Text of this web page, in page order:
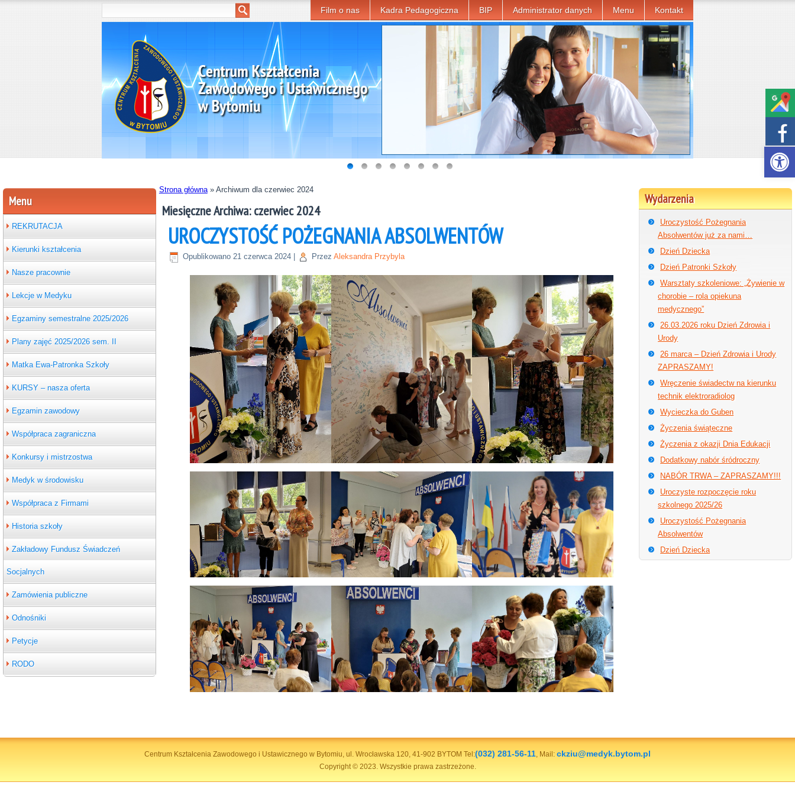
Otwórz
Film o nas Kadra Pedagogiczna BIP Administrator danych Menu Kontakt
Menu
REKRUTACJA
Kierunki kształcenia
Nasze pracownie
Lekcje w Medyku
Egzaminy semestralne 2025/2026
Plany zajęć 2025/2026 sem. II
Matka Ewa-Patronka Szkoły
KURSY – nasza oferta
Egzamin zawodowy
Współpraca zagraniczna
Konkursy i mistrzostwa
Medyk w środowisku
Współpraca z Firmami
Historia szkoły
Zakładowy Fundusz Świadczeń
Socjalnych
Zamówienia publiczne
Odnośniki
Petycje
RODO
Strona główna» Archiwum dla czerwiec 2024
Miesięczne Archiwa:czerwiec 2024
UROCZYSTOŚĆ POŻEGNANIA ABSOLWENTÓW
Opublikowano 21 czerwca 2024| Przez Aleksandra Przybyla
Wydarzenia
Uroczystość Pożegnania
Absolwentów już za nami…
Dzień Dziecka
Dzień Patronki Szkoły
Warsztaty szkoleniowe: „Żywienie w
chorobie – rola opiekuna
medycznego”
26.03.2026 roku Dzień Zdrowia i
Urody
26 marca – Dzień Zdrowia i Urody
ZAPRASZAMY!
Wręczenie świadectw na kierunku
technik elektroradiolog
Wycieczka do Guben
Życzenia świąteczne
Życzenia z okazji Dnia Edukacji
Dodatkowy nabór śródroczny
NABÓR TRWA – ZAPRASZAMY!!!
Uroczyste rozpoczęcie roku
szkolnego 2025/26
Uroczystość Pożegnania
Absolwentów
Dzień Dziecka
Centrum Kształcenia Zawodowego i Ustawicznego w Bytomiu, ul. Wrocławska 120, 41-902 BYTOM Tel:(032) 281-56-11, Mail: ckziu@medyk.bytom.pl
Copyright © 2023. Wszystkie prawa zastrzeżone.